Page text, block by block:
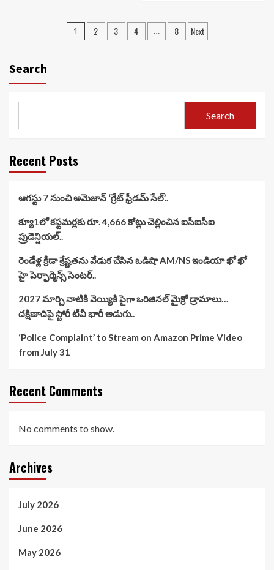
Posts
1 2 3 4 … 8 Next
Search
Search
Recent Posts
ఆగస్టు 7 నుంచి అమెజాన్ ‘గ్రేట్ ఫ్రీడమ్ సేల్’..
క్యూ1లో కస్టమర్లకు రూ. 4,666 కోట్లు చెల్లించిన ఐసీఐసీఐ
ప్రుడెన్షియల్..
రెండేళ్ల క్రీడా శ్రేష్టతను వేడుక చేసిన ఒడిషా AM/NS ఇండియా ఖో ఖో
హై పెర్ఫార్మెన్స్ సెంటర్..
2027 మార్చి నాటికి వెయ్యికి పైగా ఒరిజినల్ మైక్రో డ్రామాలు…
దక్షిణాదిపై స్టోరీ టీవీ భారీ అడుగు..
‘Police Complaint’ to Stream on Amazon Prime Video
from July 31
Recent Comments
No comments to show.
Archives
July 2026
June 2026
May 2026